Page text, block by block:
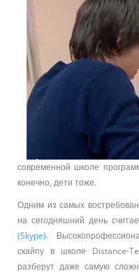
Контакты
современной школе
конечно, дети тоже.
Одним из самых
на сегодняшний день
(Skype).
скайпу в школе Distance-
разберут даже самую